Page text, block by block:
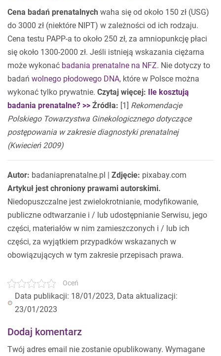
Cena badań prenatalnych waha się od około 150 zł (USG)
do 3000 zł (niektóre NIPT) w zależności od ich rodzaju.
Cena testu PAPP-a to około 250 zł, za amniopunkcję płaci
się około 1300-2000 zł. Jeśli istnieją wskazania ciężarna
może wykonać badania prenatalne na NFZ. Nie dotyczy to
badań wolnego płodowego DNA, które w Polsce można
wykonać tylko prywatnie. Czytaj więcej:
Ile kosztują
badania prenatalne? >> Źródła: [1] Rekomendacje
Polskiego Towarzystwa Ginekologicznego dotyczące
postępowania w zakresie diagnostykiprenatalnej
(Kwiecień 2009)
Autor: badaniaprenatalne.pl | Zdjęcie: pixabay.com
Artykuł jest chroniony prawami autorskimi.
Niedopuszczalne jest zwielokrotnianie, modyfikowanie,
publiczne odtwarzanie i / lub udostępnianie Serwisu, jego
części, materiałów w nim zamieszczonych i / lub ich
części, za wyjątkiem przypadków wskazanych w
obowiązujących w tym zakresie przepisach prawa.
Oceń
Data publikacji: 18/01/2023, Data aktualizacji:
23/01/2023
Dodaj komentarz
Twój adres email nie zostanie opublikowany. Wymagane